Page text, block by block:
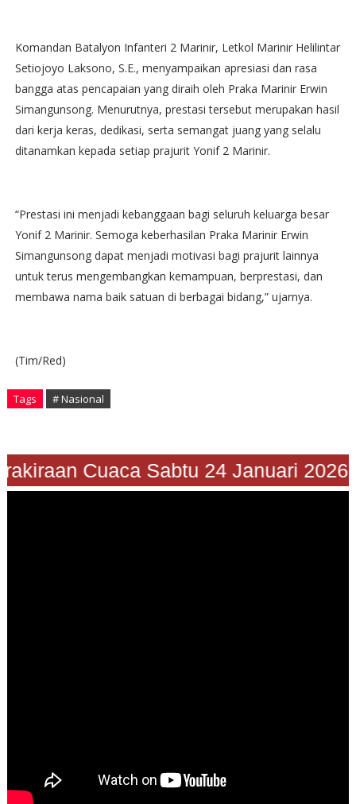
Komandan Batalyon Infanteri 2 Marinir, Letkol Marinir Helilintar
Setiojoyo Laksono, S.E., menyampaikan apresiasi dan rasa
bangga atas pencapaian yang diraih oleh Praka Marinir Erwin
Simangunsong. Menurutnya, prestasi tersebut merupakan hasil
dari kerja keras, dedikasi, serta semangat juang yang selalu
ditanamkan kepada setiap prajurit Yonif 2 Marinir.
“Prestasi ini menjadi kebanggaan bagi seluruh keluarga besar
Yonif 2 Marinir. Semoga keberhasilan Praka Marinir Erwin
Simangunsong dapat menjadi motivasi bagi prajurit lainnya
untuk terus mengembangkan kemampuan, berprestasi, dan
membawa nama baik satuan di berbagai bidang,” ujarnya.
(Tim/Red)
Tags # Nasional
Cuaca Sabtu 24 Januari 2026"